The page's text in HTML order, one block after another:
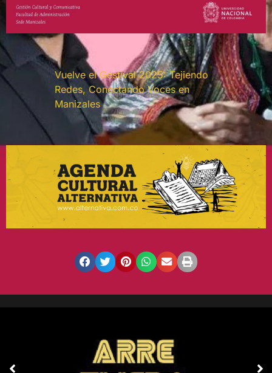
Vuelve el Gestival 2025: Tejiendo
Redes, Conectando Voces en
Manizales